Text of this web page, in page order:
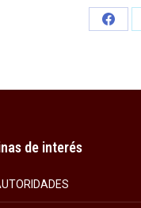
Share
de interés